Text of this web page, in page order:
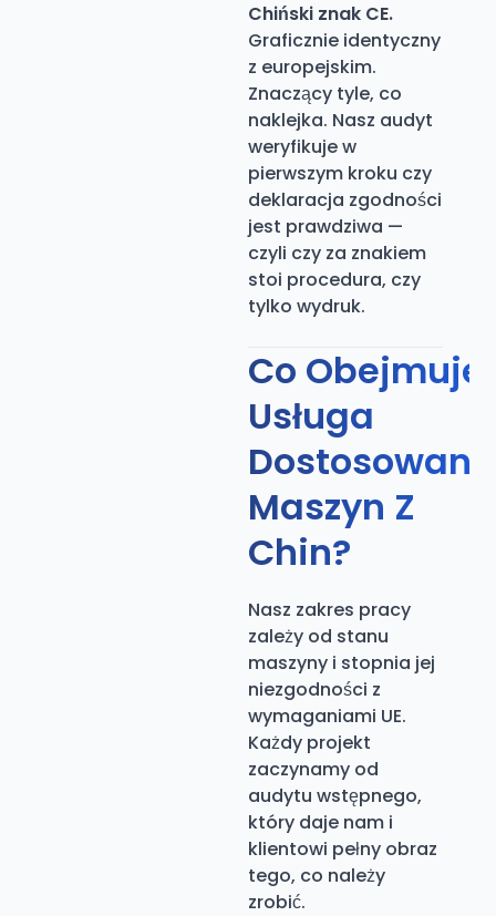
Chiński znak CE.
Graficznie identyczny
z europejskim.
Znaczący tyle, co
naklejka. Nasz audyt
weryfikuje w
pierwszym kroku czy
deklaracja zgodności
jest prawdziwa —
czyli czy za znakiem
stoi procedura, czy
tylko wydruk.
Co Obejmuje
Usługa
Maszyn Z
Chin?
Nasz zakres pracy
zależy od stanu
maszyny i stopnia jej
niezgodności z
wymaganiami UE.
Każdy projekt
zaczynamy od
audytu wstępnego,
który daje nam i
klientowi pełny obraz
tego, co należy
zrobić.